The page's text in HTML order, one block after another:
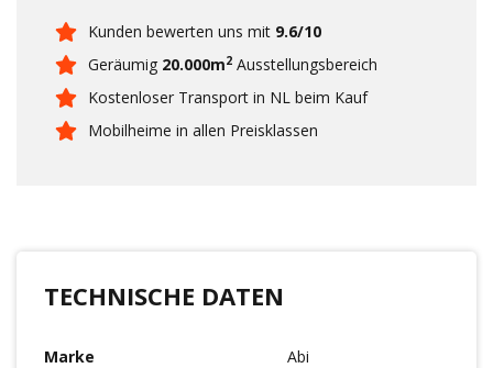
Kunden bewerten uns mit 9.6/10
Geräumig 20.000m2 Ausstellungsbereich
Kostenloser Transport in NL beim Kauf
Mobilheime in allen Preisklassen
TECHNISCHE DATEN
Marke
Abi